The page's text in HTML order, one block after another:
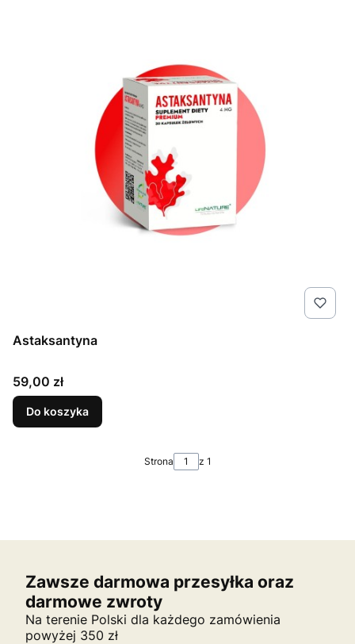
Astaksantyna
Cena
59,00 zł
Do koszyka
Strona z 1
Zawsze darmowa przesyłka oraz
darmowe zwroty
Na terenie Polski dla każdego zamówienia
powyżej 350 zł